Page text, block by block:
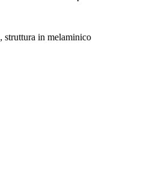
struttura in melaminico